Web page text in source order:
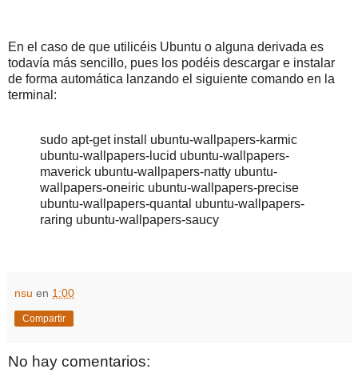
En el caso de que utilicéis Ubuntu o alguna derivada es
todavía más sencillo, pues los podéis descargar e instalar
de forma automática lanzando el siguiente comando en la
terminal:
sudo apt-get install ubuntu-wallpapers-karmic
ubuntu-wallpapers-lucid ubuntu-wallpapers-
maverick ubuntu-wallpapers-natty ubuntu-
wallpapers-oneiric ubuntu-wallpapers-precise
ubuntu-wallpapers-quantal ubuntu-wallpapers-
raring ubuntu-wallpapers-saucy
nsu en 1:00
Compartir
No hay comentarios: